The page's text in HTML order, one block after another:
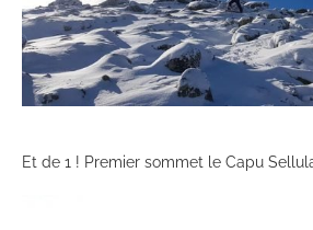
Et de 1 ! Premier sommet le Capu